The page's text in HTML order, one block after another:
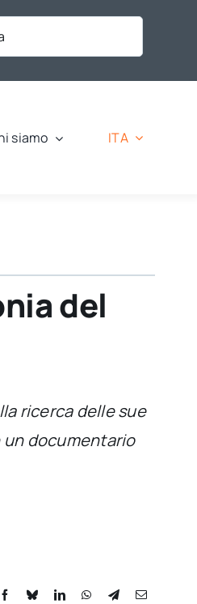
siamo ITA
del
ricerca delle sue
documentario